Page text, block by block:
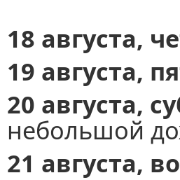
18 августа,
19 августа,
20 августа,
небольшой
21 августа,